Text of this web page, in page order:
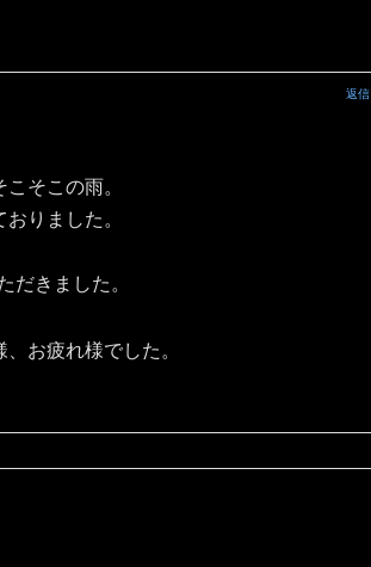
返信
そこの雨。
りました。
だきました。
お疲れ様でした。